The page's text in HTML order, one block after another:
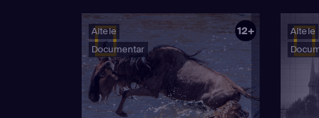
Altele
Documentar
12+
Altele